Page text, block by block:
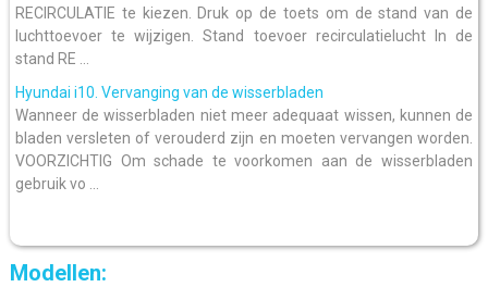
RECIRCULATIE te kiezen. Druk op de toets om de stand van de
luchttoevoer te wijzigen. Stand toevoer recirculatielucht In de
stand RE ...
Hyundai i10. Vervanging van de wisserbladen
Wanneer de wisserbladen niet meer adequaat wissen, kunnen de
bladen versleten of verouderd zijn en moeten vervangen worden.
VOORZICHTIG Om schade te voorkomen aan de wisserbladen
gebruik vo ...
Modellen: